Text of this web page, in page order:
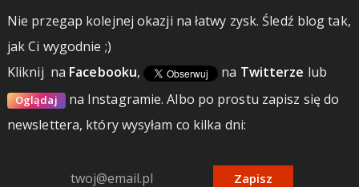
Nie przegap kolejnej okazji na łatwy zysk. Śledź blog tak,
jak Ci wygodnie ;)
Kliknij na Facebooku, na Twitterze lub
Oglądaj na Instagramie.Albo po prostu zapisz się do
newslettera, który wysyłam co kilka dni:
Zapisz